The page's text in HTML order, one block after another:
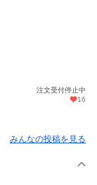
注文受付停止中
16
みんなの投稿を見る